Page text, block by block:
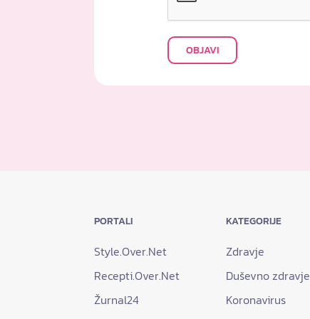
OBJAVI
PORTALI
Style.Over.Net
Recepti.Over.Net
Žurnal24
KATEGORIJE
Zdravje
Duševno zdravje
Koronavirus